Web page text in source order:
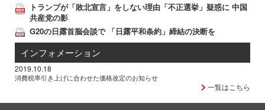
トランプが「敗北宣言」をしない理由「不正選挙」疑惑に 中国
共産党の影
G20の日露首脳会談で 「日露平和条約」締結の決断を
インフォメーション
2019.10.18
消費税率引き上げに合わせた価格改定のお知らせ
一覧はこちら